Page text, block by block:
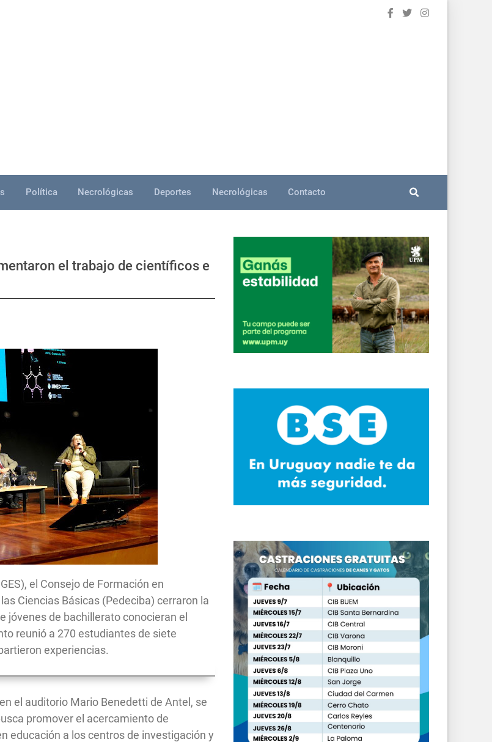
Política Necrológicas Deportes Necrológicas Contacto
el trabajo de científicos e
el Consejo de Formación en
Ciencias Básicas (Pedeciba) cerraron la
jóvenes de bachillerato conocieran el
reunió a 270 estudiantes de siete
experiencias.
el auditorio Mario Benedetti de Antel, se
promover el acercamiento de
educación a los centros de investigación y